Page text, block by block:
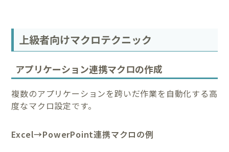
上級者向けマクロテクニック
アプリケーション連携マクロの作成
複数のアプリケーションを跨いだ作業を自動化する高
度なマクロ設定です。
Excel→PowerPoint連携マクロの例